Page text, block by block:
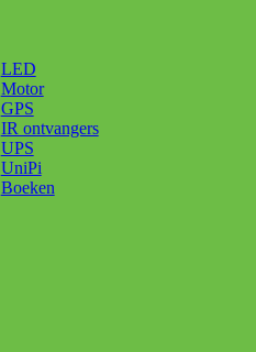
LED
Motor
GPS
IR ontvangers
UPS
UniPi
Boeken